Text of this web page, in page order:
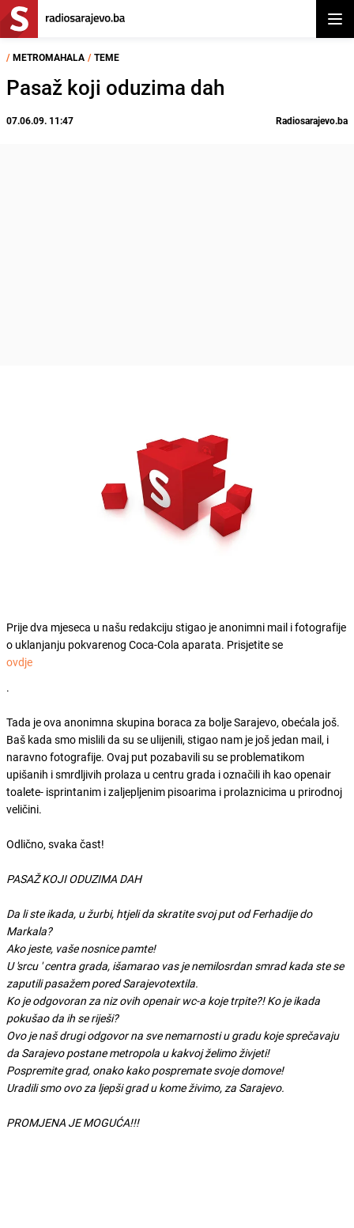
/ METROMAHALA / TEME
Pasaž koji oduzima dah
07.06.09. 11:47 Radiosarajevo.ba
Prije dva mjeseca u našu redakciju stigao je anonimni mail i fotografije
o uklanjanju pokvarenog Coca-Cola aparata. Prisjetite se
ovdje
.
Tada je ova anonimna skupina boraca za bolje Sarajevo, obećala još.
Baš kada smo mislili da su se ulijenili, stigao nam je još jedan mail, i
naravno fotografije. Ovaj put pozabavili su se problematikom
upišanih i smrdljivih prolaza u centru grada i označili ih kao openair
toalete- isprintanim i zaljepljenim pisoarima i prolaznicima u prirodnoj
veličini.
Odlično, svaka čast!
PASAŽ KOJI ODUZIMA DAH
Da li ste ikada, u žurbi, htjeli da skratite svoj put od Ferhadije do
Markala?
Ako jeste, vaše nosnice pamte!
U 'srcu ' centra grada, išamarao vas je nemilosrdan smrad kada ste se
zaputili pasažem pored Sarajevotextila.
Ko je odgovoran za niz ovih openair wc-a koje trpite?! Ko je ikada
pokušao da ih se riješi?
Ovo je naš drugi odgovor na sve nemarnosti u gradu koje sprečavaju
da Sarajevo postane metropola u kakvoj želimo živjeti!
Pospremite grad, onako kako pospremate svoje domove!
Uradili smo ovo za ljepši grad u kome živimo, za Sarajevo.
PROMJENA JE MOGUĆA!!!